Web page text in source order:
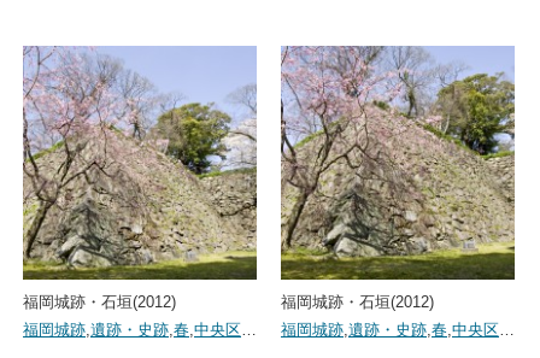
福岡城跡・石垣(2012)
福岡城跡,遺跡・史跡,春,中央区…
福岡城跡・石垣(2012)
福岡城跡,遺跡・史跡,春,中央区…